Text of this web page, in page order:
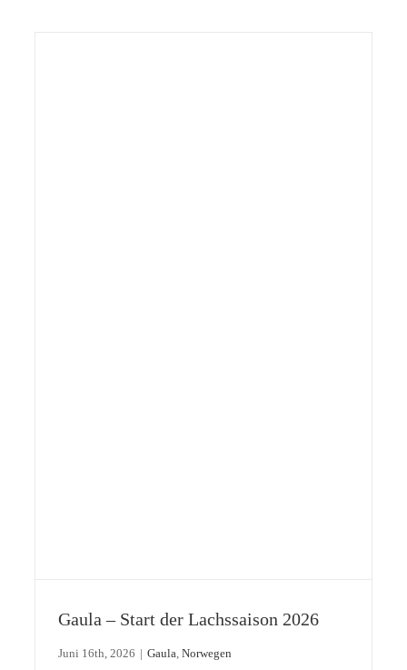
Gaula – Start der Lachssaison 2026
Juni 16th, 2026 | Gaula, Norwegen
Oft die letzte Hoffnung: Bridge Pool
Gaula Norwegen